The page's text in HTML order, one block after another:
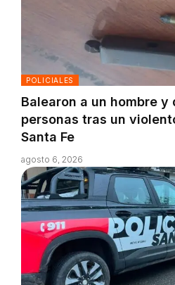
POLICIALES
Balearon a un hombre
personas tras un
Santa Fe
agosto 6, 2026